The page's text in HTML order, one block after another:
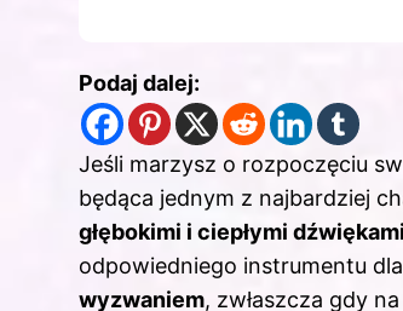
Podaj dalej:
Jeśli marzysz o rozpoczęciu
będąca jednym z najbardziej
głębokimi i ciepłymi dźwiękami
odpowiedniego instrumentu
wyzwaniem, zwłaszcza gdy